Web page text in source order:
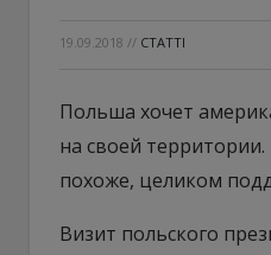
19.09.2018 // СТАТТІ
Польша хочет
на своей
похоже, целиком
Визит польского